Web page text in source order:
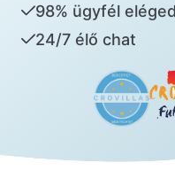
98% ügyfél
24/7 élő chat